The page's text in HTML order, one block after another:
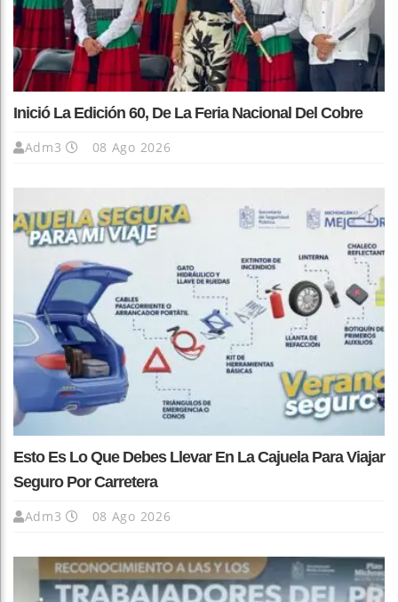
Inició La Edición 60, De La Feria Nacional Del Cobre
Adm3 08 Ago 2026
Esto Es Lo Que Debes Llevar En La Cajuela Para Viajar
Seguro Por Carretera
Adm3 08 Ago 2026